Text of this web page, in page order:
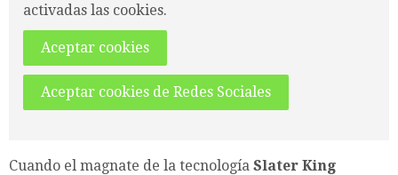
activadas las cookies.
Aceptar cookies
Aceptar cookies de Redes Sociales
Cuando el magnate de la tecnología Slater King